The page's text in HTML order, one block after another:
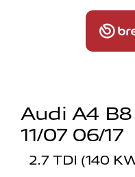
Audi A4
11/07 06/17
2.7 TDI (140